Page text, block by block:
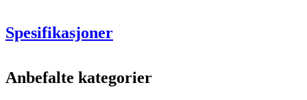
Spesifikasjoner
ProduktnummerLEGS3
Anbefalte kategorier